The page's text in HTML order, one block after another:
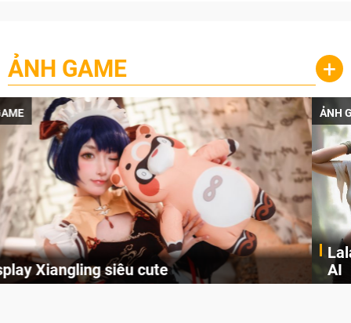
ẢNH GAME +
ẢNH GAME
Lala Croft vừa nóng vừa xinh dưới nét vẽ của
AI